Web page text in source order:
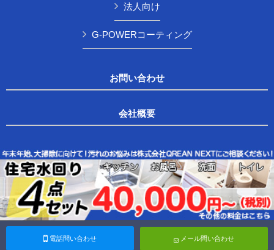
法人向け
G-POWERコーティング
お問い合わせ
会社概要
Copyright © 株式会社QREAN NEXT All Rights Reserved.
電話問い合わせ メール問い合わせ